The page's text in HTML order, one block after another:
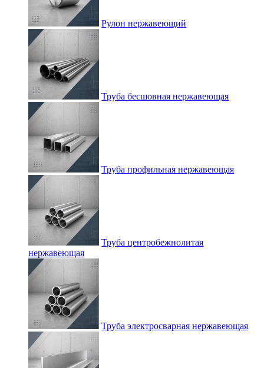
Рулон нержавеющий
Труба бесшовная нержавеющая
Труба профильная нержавеющая
Труба центробежнолитая
нержавеющая
Труба электросварная нержавеющая